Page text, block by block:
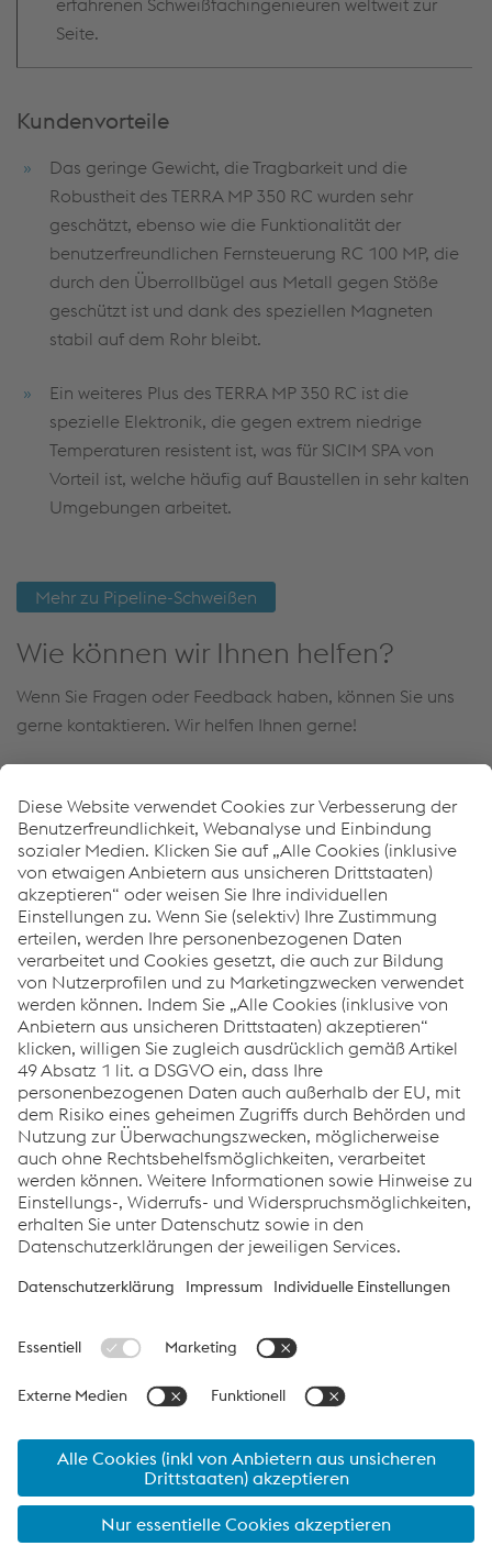
Seite.
Kundenvorteile
Das geringe Gewicht, die Tragbarkeit und die
Robustheit des TERRA MP 350 RC wurden sehr
geschätzt, ebenso wie die Funktionalität der
benutzerfreundlichen Fernsteuerung RC 100 MP, die
durch den Überrollbügel aus Metall gegen Stöße
geschützt ist und dank des speziellen Magneten
stabil auf dem Rohr bleibt.
Ein weiteres Plus des TERRA MP 350 RC ist die
spezielle Elektronik, die gegen extrem niedrige
Temperaturen resistent ist, was für SICIM SPA von
Vorteil ist, welche häufig auf Baustellen in sehr kalten
Umgebungen arbeitet.
Mehr zu Pipeline-Schweißen
Wie können wir Ihnen helfen?
Wenn Sie Fragen oder Feedback haben, können Sie uns
gerne kontaktieren. Wir helfen Ihnen gerne!
Downloads
Success Story - SICIM spaPDF | 2,49 MB
Links
Full Welding Solution - Pipeline
Schweißzusätze
Equipment
News
Links
Support & Service
Karriere
Allgemeine Geschäftsbedingungen
Verhaltenskodex
Datenschutz
Cookie-Einstellungen
Sprache